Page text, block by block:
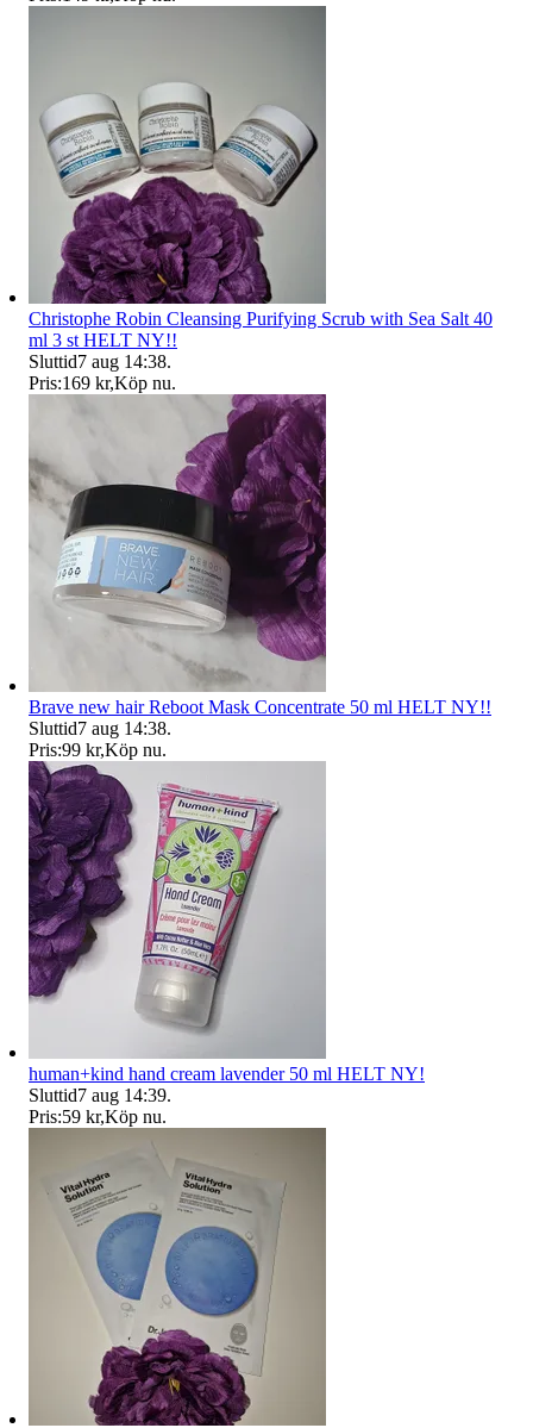
Christophe Robin Cleansing Purifying Scrub with Sea Salt 40
ml 3 st HELT NY!!
Sluttid7 aug 14:38.
Pris:169 kr,Köp nu.
Brave new hair Reboot Mask Concentrate 50 ml HELT NY!!
Sluttid7 aug 14:38.
Pris:99 kr,Köp nu.
human+kind hand cream lavender 50 ml HELT NY!
Sluttid7 aug 14:39.
Pris:59 kr,Köp nu.